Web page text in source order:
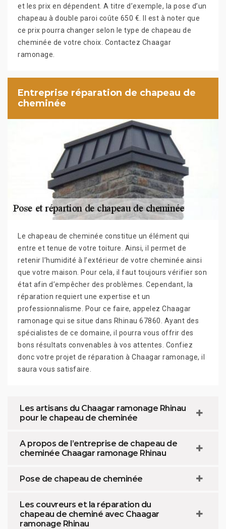
et les prix en dépendent. A titre d’exemple, la pose d’un
chapeau à double paroi coûte 650 €. Il est à noter que
ce prix pourra changer selon le type de chapeau de
cheminée de votre choix. Contactez Chaagar
ramonage.
Entreprise réparation de chapeau de
cheminée
Le chapeau de cheminée constitue un élément qui
entre et tenue de votre toiture. Ainsi, il permet de
retenir l’humidité à l’extérieur de votre cheminée ainsi
que votre maison. Pour cela, il faut toujours vérifier son
état afin d’empêcher des problèmes. Cependant, la
réparation requiert une expertise et un
professionnalisme. Pour ce faire, appelez Chaagar
ramonage qui se situe dans Rhinau 67860. Ayant des
spécialistes de ce domaine, il pourra vous offrir des
bons résultats convenables à vos attentes. Confiez
donc votre projet de réparation à Chaagar ramonage, il
saura vous satisfaire.
Les artisans du Chaagar ramonage Rhinau
pour le chapeau de cheminée
A propos de l’entreprise de chapeau de
cheminée Chaagar ramonage Rhinau
Pose de chapeau de cheminée
Les couvreurs et la réparation du
chapeau de cheminé avec Chaagar
ramonage Rhinau